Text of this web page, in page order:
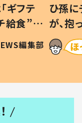
ギフテ
給食”を
和の親
編集部
ひ孫
が、
「涙が
い」